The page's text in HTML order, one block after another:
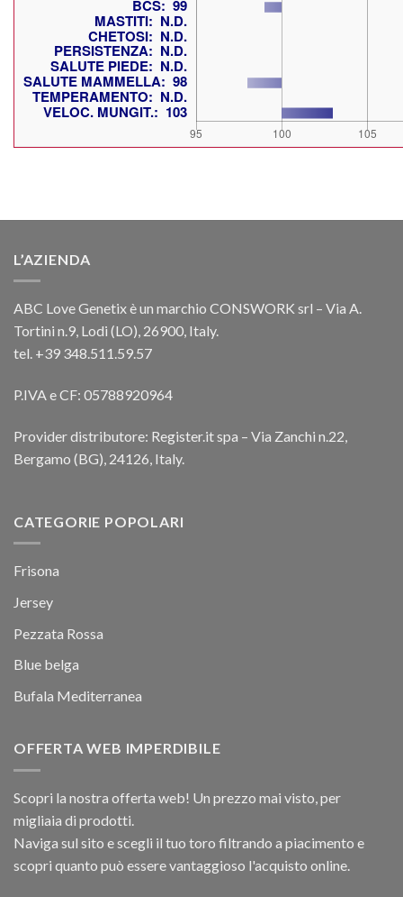
L’AZIENDA
ABC Love Genetix è un marchio CONSWORK srl – Via A.
Tortini n.9, Lodi (LO), 26900, Italy.
tel. +39 348.511.59.57
P.IVA e CF: 05788920964
Provider distributore: Register.it spa – Via Zanchi n.22,
Bergamo (BG), 24126, Italy.
CATEGORIE POPOLARI
Frisona
Jersey
Pezzata Rossa
Blue belga
Bufala Mediterranea
OFFERTA WEB IMPERDIBILE
Scopri la nostra offerta web! Un prezzo mai visto, per
migliaia di prodotti.
Naviga sul sito e scegli il tuo toro filtrando a piacimento e
scopri quanto può essere vantaggioso l'acquisto online.